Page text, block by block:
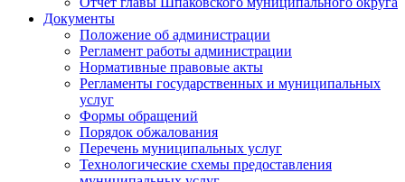
Документы
Положение об администрации
Регламент работы администрации
Нормативные правовые акты
Регламенты государственных и муниципальных
услуг
Формы обращений
Порядок обжалования
Перечень муниципальных услуг
Технологические схемы предоставления